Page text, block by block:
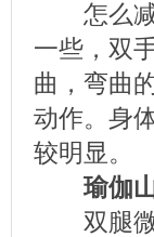
怎么减
一些，双
曲，弯曲
动作。身
较明显。
瑜伽
双腿微